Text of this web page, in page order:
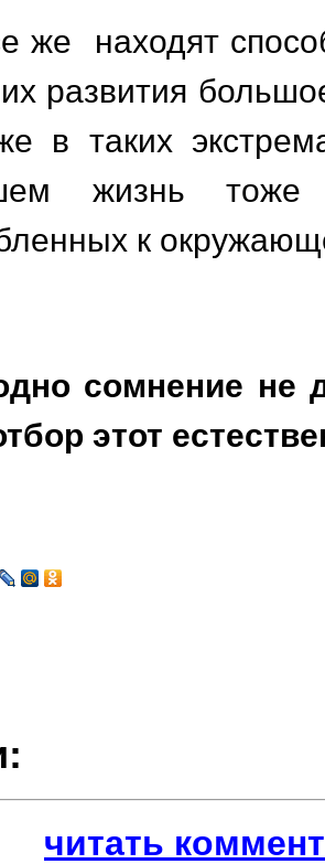
же находят
развития
в таких
жизнь тоже
к
сомнение не
этот
читать